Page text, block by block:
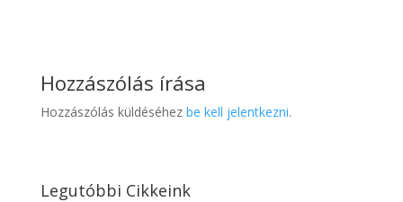
Hozzászólás írása
Hozzászólás küldéséhez be kell jelentkezni.
Legutóbbi Cikkeink